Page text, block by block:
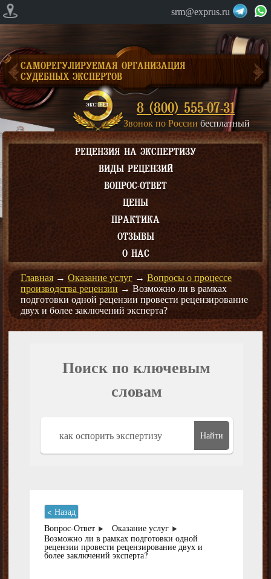
srm@exprus.ru
САМОРЕГУЛИРУЕМАЯ ОРГАНИЗАЦИЯ
СУДЕБНЫХ ЭКСПЕРТОВ
8 (800) 555-07-31
Звонок по России бесплатный
РЕЦЕНЗИЯ НА ЭКСПЕРТИЗУ
ВИДЫ РЕЦЕНЗИЙ
ВОПРОС-ОТВЕТ
ЦЕНЫ
ПРАКТИКА
ОТЗЫВЫ
О НАС
Главная → Оказание услуг → Вопросы о процессе
производства рецензии → Возможно ли в рамках
подготовки одной рецензии провести рецензирование
двух и более заключений эксперта?
Поиск по ключевым
словам
Найти
< Назад
Вопрос-Ответ
Оказание услуг
Возможно ли в рамках подготовки одной
рецензии провести рецензирование двух и
более заключений эксперта?